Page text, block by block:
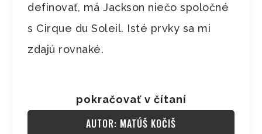
definovať, má Jackson niečo spoločné
s Cirque du Soleil. Isté prvky sa mi
zdajú rovnaké.
pokračovať v čítaní
AUTOR: MATÚŠ KOČIŠ